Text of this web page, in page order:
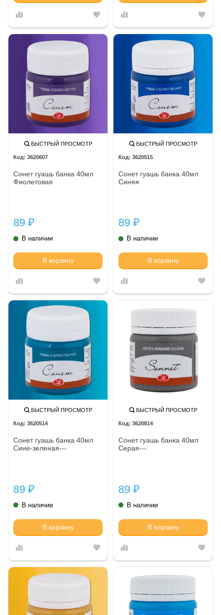
БЫСТРЫЙ ПРОСМОТР
3620607
Сонет гуашь банка 40мл
Фиолетовая
89 ₽
В наличии
В корзину
БЫСТРЫЙ ПРОСМОТР
3620515
Сонет гуашь банка 40мл
Синяя
89 ₽
В наличии
В корзину
БЫСТРЫЙ ПРОСМОТР
3620514
Сонет гуашь банка 40мл
Сине-зеленая---
89 ₽
В наличии
В корзину
БЫСТРЫЙ ПРОСМОТР
3620814
Сонет гуашь банка 40мл
Серая---
89 ₽
В наличии
В корзину